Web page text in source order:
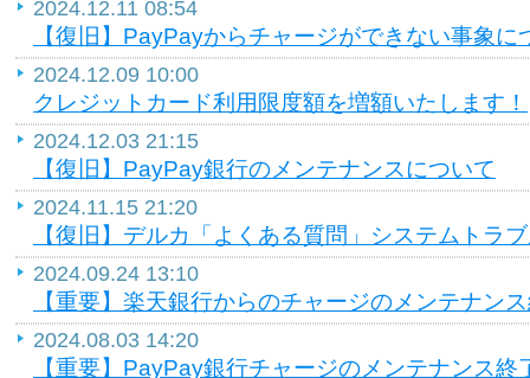
2024.12.11 08:54
【復旧】PayPayからチャージができない事象に
2024.12.09 10:00
クレジットカード利用限度額を増額いたします！
2024.12.03 21:15
【復旧】PayPay銀行のメンテナンスについて
2024.11.15 21:20
【復旧】デルカ「よくある質問」システムトラ
2024.09.24 13:10
【重要】楽天銀行からのチャージのメンテナン
2024.08.03 14:20
【重要】PayPay銀行チャージのメンテナンス終